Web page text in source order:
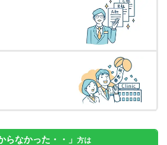
らなかった・・」 方は